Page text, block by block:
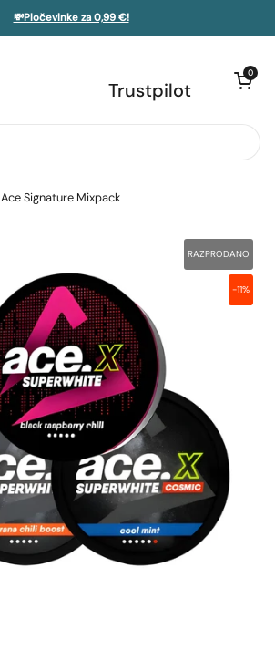
💸Pločevinke za 0,99 €!
Trustpilot
Odpri0
Ace Signature Mixpack
RAZPRODANO
-11%